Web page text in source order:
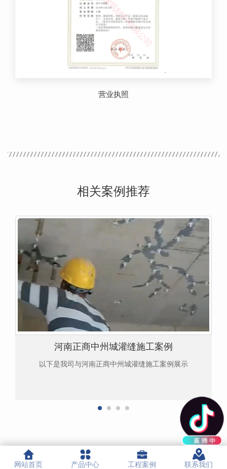
营业执照
相关案例推荐
河南正商中州城灌缝施工案例
以下是我司与河南正商中州城灌缝施工案例展示
网站首页 产品中心 工程案例 联系我们